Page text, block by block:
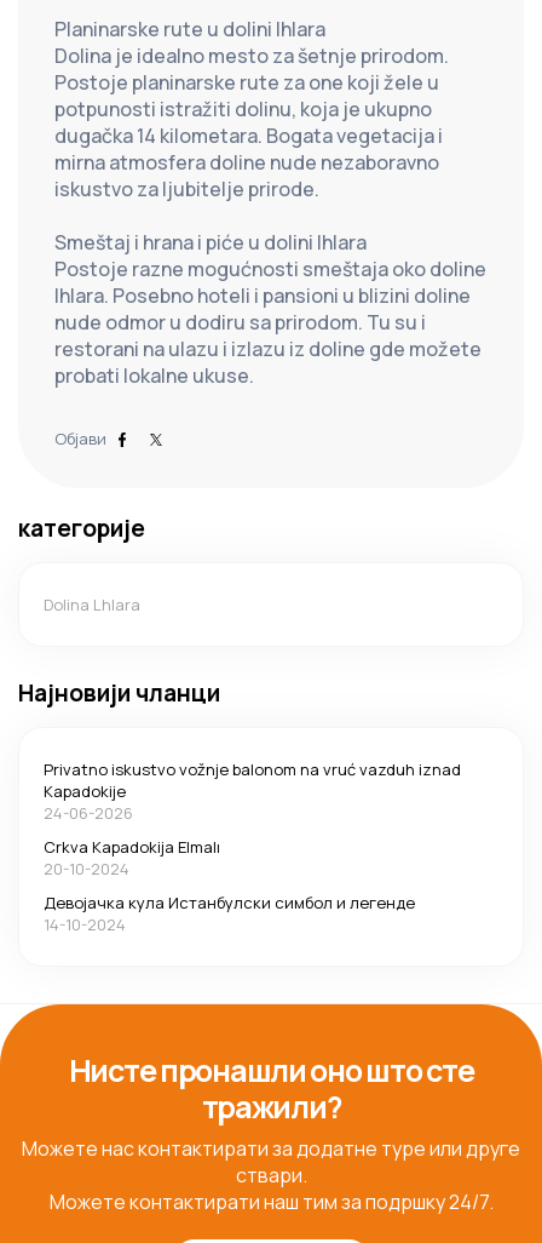
Planinarske rute u dolini Ihlara
Dolina je idealno mesto za šetnje prirodom.
Postoje planinarske rute za one koji žele u
potpunosti istražiti dolinu, koja je ukupno
dugačka 14 kilometara. Bogata vegetacija i
mirna atmosfera doline nude nezaboravno
iskustvo za ljubitelje prirode.
Smeštaj i hrana i piće u dolini Ihlara
Postoje razne mogućnosti smeštaja oko doline
Ihlara. Posebno hoteli i pansioni u blizini doline
nude odmor u dodiru sa prirodom. Tu su i
restorani na ulazu i izlazu iz doline gde možete
probati lokalne ukuse.
Објави
категорије
Dolina Lhlara
Најновији чланци
Privatno iskustvo vožnje balonom na vruć vazduh iznad
Kapadokije
24-06-2026
Crkva Kapadokija Elmalı
20-10-2024
Девојачка кула Истанбулски симбол и легенде
14-10-2024
Нисте пронашли оно што сте
тражили?
Можете нас контактирати за додатне туре или друге
ствари.
Можете контактирати наш тим за подршку 24/7.